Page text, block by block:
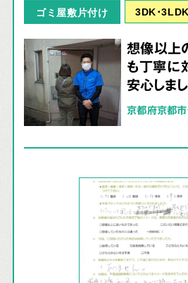
ゴミ屋敷片付け 3DK･
想像以上
も丁寧に
安心しまし
京都府京都